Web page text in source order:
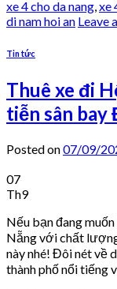
xe 4 cho da nang,xe
di nam hoi an Leave
Tin tức
Thuê xe đi
tiễn sân bay
Posted on07/09/
07
Th9
Nếu bạn đang
Nẵng với chất
này nhé! Đôi nét về
thành phố nổi tiếng